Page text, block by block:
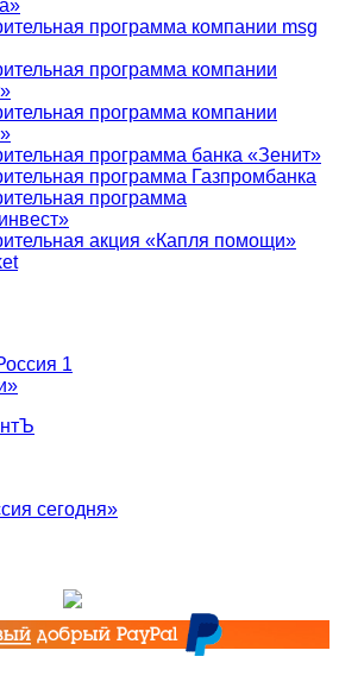
программа компании msg
программа компании
программа компании
программа банка «Зенит»
программа Газпромбанка
программа
акция «Капля помощи»
1
сегодня»